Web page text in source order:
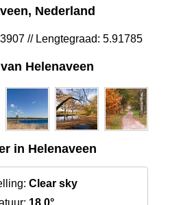
Nederland
// Lengtegraad: 5.91785
Helenaveen
in Helenaveen
Clear sky